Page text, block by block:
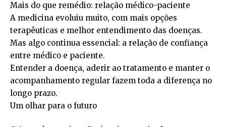
Mais do que remédio: relação médico-paciente
A medicina evoluiu muito, com mais opções
terapêuticas e melhor entendimento das doenças.
Mas algo continua essencial: a relação de confiança
entre médico e paciente.
Entender a doença, aderir ao tratamento e manter o
acompanhamento regular fazem toda a diferença no
longo prazo.
Um olhar para o futuro